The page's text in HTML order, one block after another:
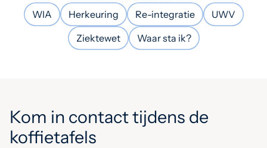
WIA Herkeuring Re-integratie
UWV
Ziektewet
Waar sta ik?
Kom in contact tijdens de
koffietafels